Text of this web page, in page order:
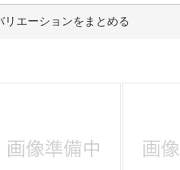
IR情報
リエーションをまとめる